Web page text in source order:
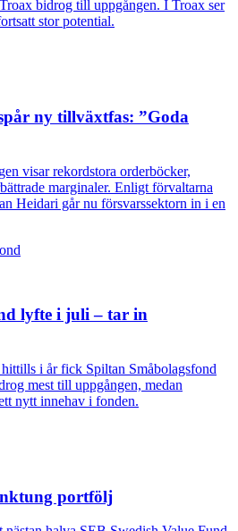
bidrog till uppgången. I Troax ser
stor potential.
ny tillväxtfas: ”Goda
visar rekordstora orderböcker,
marginaler. Enligt förvaltarna
Heidari går nu försvarssektorn in i en
lyfte i juli – tar in
i år fick Spiltan Småbolagsfond
mest till uppgången, medan
nytt innehav i fonden.
portfölj